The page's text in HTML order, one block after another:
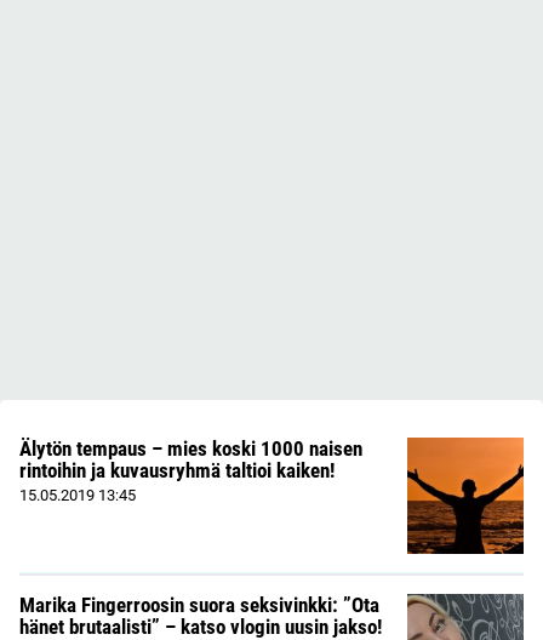
Älytön tempaus – mies koski 1000 naisen
rintoihin ja kuvausryhmä taltioi kaiken!
15.05.2019 13:45
Marika Fingerroosin suora seksivinkki: ”Ota
hänet brutaalisti” – katso vlogin uusin jakso!